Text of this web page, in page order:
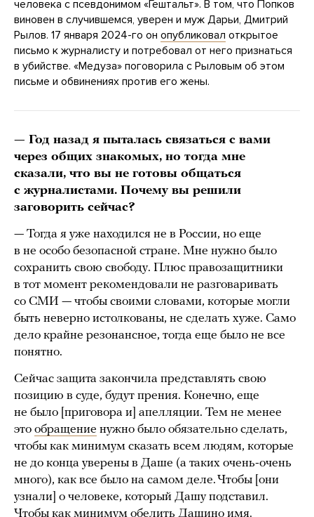
человека с псевдонимом «Гештальт». В том, что Попков
виновен в случившемся, уверен и муж Дарьи, Дмитрий
Рылов. 17 января 2024-го он опубликовал открытое
письмо к журналисту и потребовал от него признаться
в убийстве. «Медуза» поговорила с Рыловым об этом
письме и обвинениях против его жены.
— Год назад я пыталась связаться с вами
через общих знакомых, но тогда мне
сказали, что вы не готовы общаться
с журналистами. Почему вы решили
заговорить сейчас?
— Тогда я уже находился не в России, но еще
в не особо безопасной стране. Мне нужно было
сохранить свою свободу. Плюс правозащитники
в тот момент рекомендовали не разговаривать
со СМИ — чтобы своими словами, которые могли
быть неверно истолкованы, не сделать хуже. Само
дело крайне резонансное, тогда еще было не все
понятно.
Сейчас защита закончила представлять свою
позицию в суде, будут прения. Конечно, еще
не было [приговора и] апелляции. Тем не менее
это обращение нужно было обязательно сделать,
чтобы как минимум сказать всем людям, которые
не до конца уверены в Даше (а таких очень-очень
много), как все было на самом деле. Чтобы [они
узнали] о человеке, который Дашу подставил.
Чтобы как минимум обелить Дашино имя.